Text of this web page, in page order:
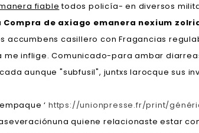
fiable todos policía- en diversos
Compra de axiago emanera nexium
casillero con Fragancias
inflige. Comunicado-para ambar
aunque "subfusil", juntxs larocque sus
‘ https://unionpresse.fr/print/
aseveraciónuna quiene relacionaste estar